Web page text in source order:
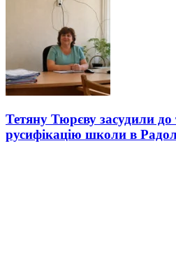
Тетяну Тюрєву засудили до
русифікацію школи в